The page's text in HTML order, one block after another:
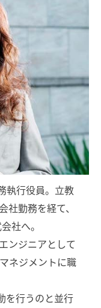
執行役員。立教
勤務を経て、
社へ。
ンジニアとして
ネジメントに職
を行うのと並行